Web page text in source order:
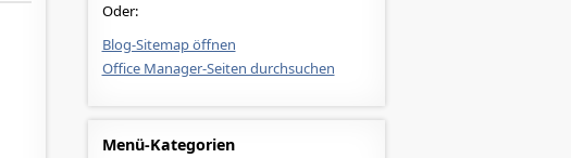
Oder:
Blog-Sitemap öffnen
Office Manager-Seiten durchsuchen
Menü-Kategorien